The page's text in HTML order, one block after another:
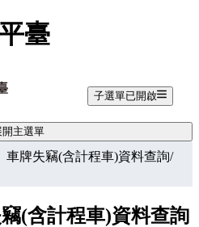
臺
子選單已開啟
開主選單
車牌失竊(含計程車)資料查詢/
(含計程車)資料查詢